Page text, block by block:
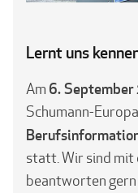
Lernt uns
Am 6. September
Schumann-
statt. Wir sind mit
beantworten gern